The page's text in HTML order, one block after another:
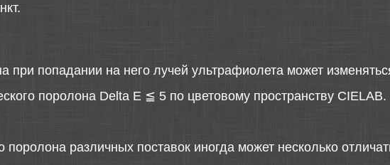
при попадании на него лучей ультрафиолета может
поролона Delta E ≦ 5 по цветовому пространству
поролона различных поставок иногда может несколько